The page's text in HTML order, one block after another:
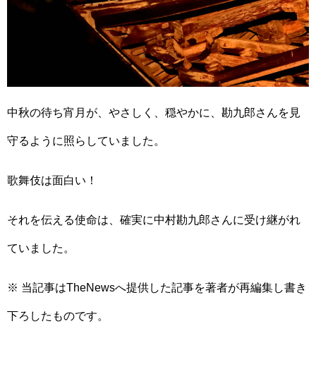
中秋の待ち宵月が、やさしく、穏やかに、勘九郎さんを見
守るように照らしていました。
歌舞伎は面白い！
それを伝える使命は、確実に中村勘九郎さんに受け継がれ
ていました。
※ 当記事はTheNewsへ提供した記事を著者が再編集し書き
下ろしたものです。